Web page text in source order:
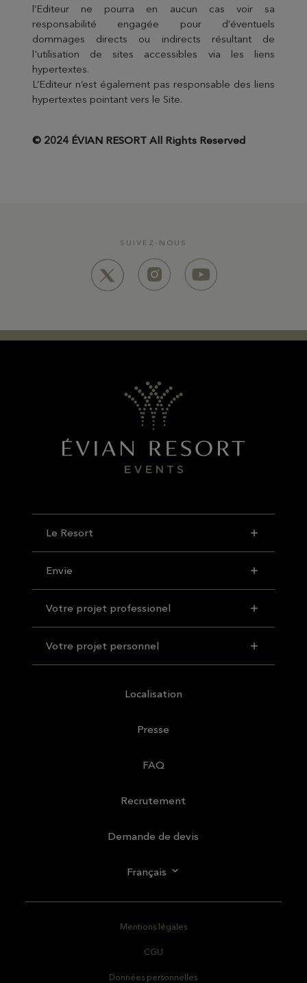
l’Editeur ne pourra en aucun cas voir sa
responsabilité engagée pour d’éventuels
dommages directs ou indirects résultant de
l'utilisation de sites accessibles via les liens
hypertextes.
L’Editeur n’est également pas responsable des liens
hypertextes pointant vers le Site.
© 2024 ÉVIAN RESORT All Rights Reserved
SUIVEZ-NOUS
Le Resort
Envie
Votre projet professionel
Votre projet personnel
Localisation
Presse
FAQ
Recrutement
Demande de devis
Français
Mentions légales
CGU
Données personnelles